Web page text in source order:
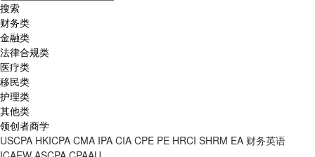
搜索
财务类
金融类
法律合规类
医疗类
移民类
护理类
其他类
领创者商学
USCPA HKICPA CMA IPA CIA CPE PE HRCI SHRM EA 财务英语